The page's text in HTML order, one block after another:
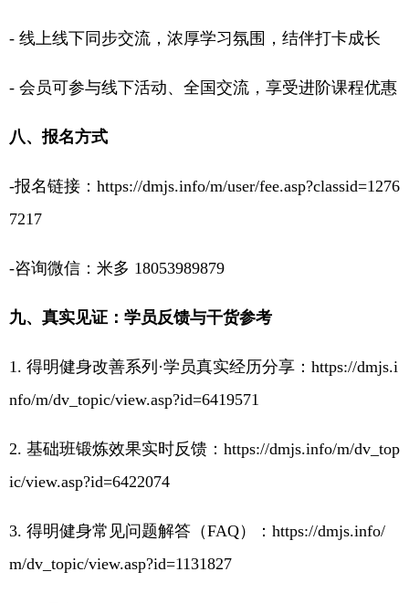
- 线上线下同步交流，浓厚学习氛围，结伴打卡成长
- 会员可参与线下活动、全国交流，享受进阶课程优惠
八、报名方式
-报名链接： https://dmjs.info/m/user/fee.asp?classid=1276
7217
-咨询微信：米多 18053989879
九、真实见证：学员反馈与干货参考
1. 得明健身改善系列·学员真实经历分享： https://dmjs.i
nfo/m/dv_topic/view.asp?id=6419571
2. 基础班锻炼效果实时反馈： https://dmjs.info/m/dv_top
ic/view.asp?id=6422074
3. 得明健身常见问题解答（FAQ）： https://dmjs.info/
m/dv_topic/view.asp?id=1131827